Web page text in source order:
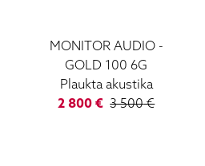
MONITOR AUDIO-
GOLD 100 6G
Plaukta akustika
2 800 € 3 500€